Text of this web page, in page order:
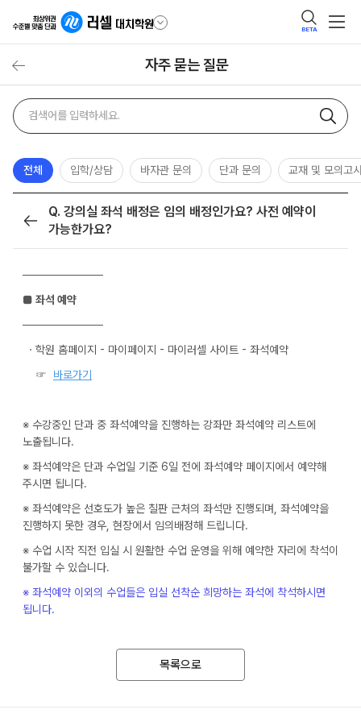
BETA
자주 묻는 질문
자주
묻는
검색
검색어
전체 입학/상담 바자관 문의 단과 문의 교재 및 모의고
목록
Q. 강의실 좌석 배정은 임의 배정인가요? 사전 예약이
가능한가요?
──────────
■ 좌석 예약
──────────
ㆍ학원 홈페이지 - 마이페이지 - 마이러셀 사이트 - 좌석예약
☞ 바로가기
※ 수강중인 단과 중 좌석예약을 진행하는 강좌만 좌석예약 리스트에
노출됩니다.
※ 좌석예약은 단과 수업일 기준 6일 전에 좌석예약 페이지에서 예약해
주시면 됩니다.
※ 좌석예약은 선호도가 높은 칠판 근처의 좌석만 진행되며, 좌석예약을
진행하지 못한 경우, 현장에서 임의배정해 드립니다.
※ 수업 시작 직전 입실 시 원활한 수업 운영을 위해 예약한 자리에 착석이
불가할 수 있습니다.
※ 좌석예약 이외의 수업들은 입실 선착순 희망하는 좌석에 착석하시면
됩니다.
목록으로